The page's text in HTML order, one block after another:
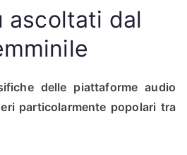
ascoltati dal
delle piattaforme audio
particolarmente popolari tra